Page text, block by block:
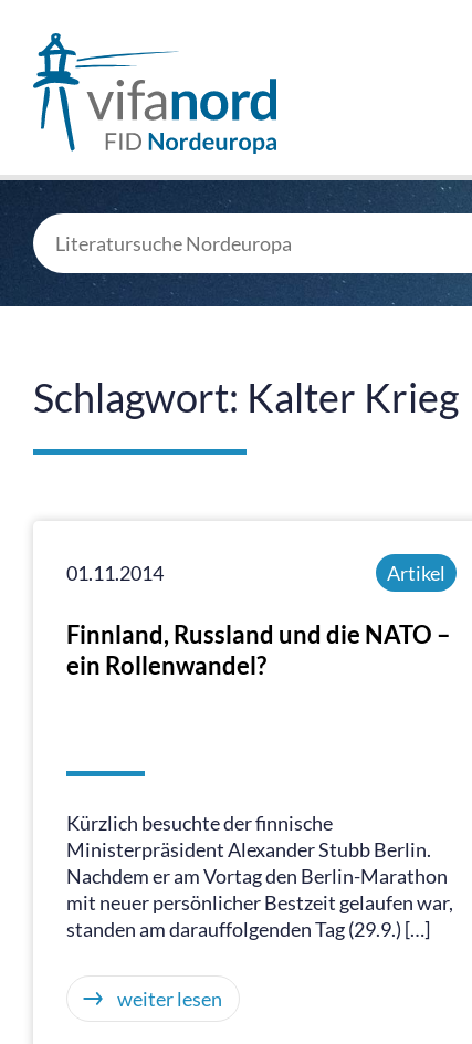
Schlagwort: Kalter Krieg
01.11.2014 Artikel
Finnland, Russland und die NATO –
ein Rollenwandel?
Kürzlich besuchte der finnische
Ministerpräsident Alexander Stubb Berlin.
Nachdem er am Vortag den Berlin-Marathon
mit neuer persönlicher Bestzeit gelaufen war,
standen am darauffolgenden Tag (29.9.) […]
weiter lesen